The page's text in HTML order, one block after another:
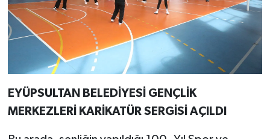
EYÜPSULTAN BELEDİYESİ GENÇLİK
MERKEZLERİ KARİKATÜR SERGİSİ AÇILDI